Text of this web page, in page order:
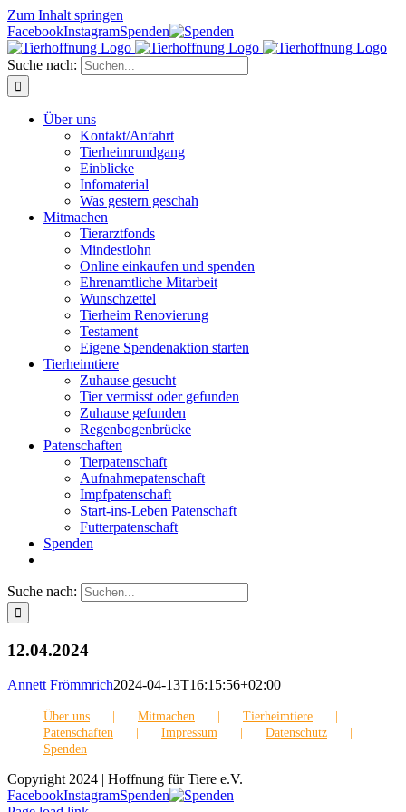
Zum Inhalt springen
FacebookInstagramSpenden
Suche nach:
Über uns
Kontakt/Anfahrt
Tierheimrundgang
Einblicke
Infomaterial
Was gestern geschah
Mitmachen
Tierarztfonds
Mindestlohn
Online einkaufen und spenden
Ehrenamtliche Mitarbeit
Wunschzettel
Tierheim Renovierung
Testament
Eigene Spendenaktion starten
Tierheimtiere
Zuhause gesucht
Tier vermisst oder gefunden
Zuhause gefunden
Regenbogenbrücke
Patenschaften
Tierpatenschaft
Aufnahmepatenschaft
Impfpatenschaft
Start-ins-Leben Patenschaft
Futterpatenschaft
Spenden
Suche nach:
12.04.2024
Annett Frömmrich2024-04-13T16:15:56+02:00
Über uns Mitmachen
Tierheimtiere
Patenschaften
Impressum
Datenschutz
Spenden
Copyright 2024 | Hoffnung für Tiere e.V.
FacebookInstagramSpenden